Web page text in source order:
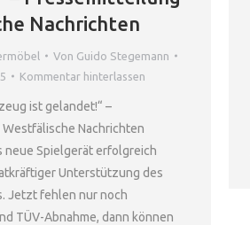
Nachrichten
Von Guido Stegemann
Kommentar hinterlassen
ist gelandet!“ –
Nachrichten
neue Spielgerät erfolgreich
Unterstützung des
Jetzt fehlen nur noch
TÜV-Abnahme, dann können